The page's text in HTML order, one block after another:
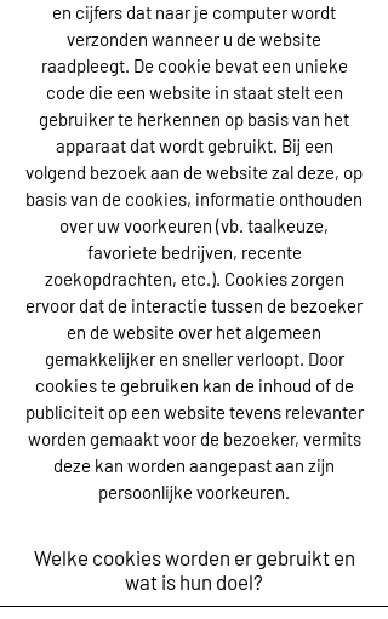
en cijfers dat naar je computer wordt
verzonden wanneer u de website
raadpleegt. De cookie bevat een unieke
code die een website in staat stelt een
gebruiker te herkennen op basis van het
apparaat dat wordt gebruikt. Bij een
volgend bezoek aan de website zal deze, op
basis van de cookies, informatie onthouden
over uw voorkeuren (vb. taalkeuze,
favoriete bedrijven, recente
zoekopdrachten, etc.). Cookies zorgen
ervoor dat de interactie tussen de bezoeker
en de website over het algemeen
gemakkelijker en sneller verloopt. Door
cookies te gebruiken kan de inhoud of de
publiciteit op een website tevens relevanter
worden gemaakt voor de bezoeker, vermits
deze kan worden aangepast aan zijn
persoonlijke voorkeuren.
Welke cookies worden er gebruikt en
wat is hun doel?